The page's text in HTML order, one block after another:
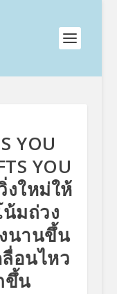
YOU
YOU
งใหม่ให้
มถ่วง
นานขึ้น
อนไหว
ขึ้น